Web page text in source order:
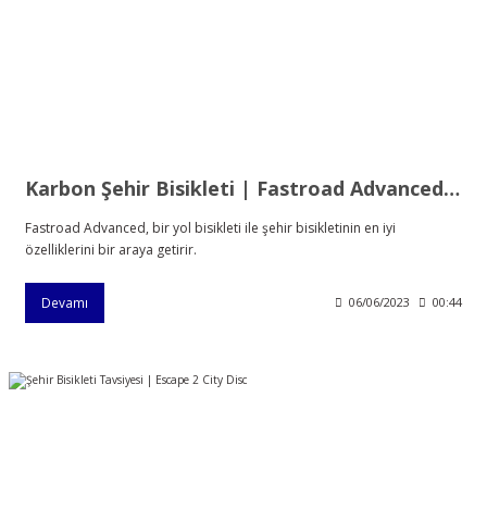
Karbon Şehir Bisikleti | Fastroad Advanced 1 Disc
Fastroad Advanced, bir yol bisikleti ile şehir bisikletinin en iyi
özelliklerini bir araya getirir.
Devamı 06/06/2023 00:44